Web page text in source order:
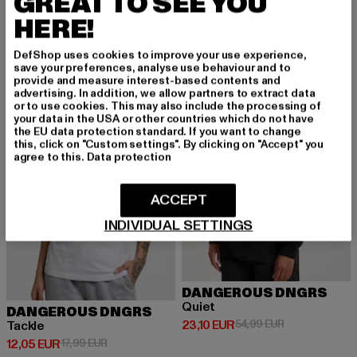
13,99 EUR
Derzeitiger Preis: 13,99 EUR
24,99 EUR
-33%
DANGEROUS DNGRS
Tackle
12,05 EUR
Derzeitiger Preis: 12,05 EUR
17,99 EURAktionspreis: 17,99 EUR
-58%
DANGEROUS DNGRS
Quiet
23,10 EUR
Derzeitiger Preis: 23,10 EUR
54,99 EURAktionspreis:
HERE!
DefShop uses cookies to improve your use experience,
save your preferences, analyse use behaviour and to
provide and measure interest-based contents and
advertising. In addition, we allow partners to extract data
or to use cookies. This may also include the processing of
your data in the USA or other countries which do not have
the EU data protection standard. If you want to change
this, click on "Custom settings". By clicking on "Accept" you
agree to this. Data protection
INDIVIDUAL SETTINGS
ACCEPT